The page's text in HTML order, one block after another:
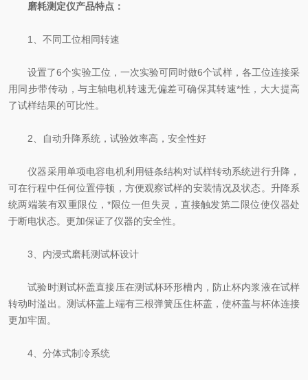
磨耗测定仪产品特点：
1、不同工位相同转速
设置了6个实验工位，一次实验可同时做6个试样，各工位连接采
用同步带传动，与主轴电机转速无偏差可确保其转速*性，大大提高
了试样结果的可比性。
2、自动升降系统，试验效率高，安全性好
仪器采用单项电容电机利用链条结构对试样转动系统进行升降，
可在行程中任何位置停顿，方便观察试样的安装情况及状态。升降系
统两端装有双重限位，*限位一但失灵，直接触发第二限位使仪器处
于断电状态。更加保证了仪器的安全性。
3、内浸式磨耗测试杯设计
试验时测试杯盖直接压在测试杯环形槽内，防止杯内浆液在试样
转动时溢出。测试杯盖上端有三根弹簧压住杯盖，使杯盖与杯体连接
更加牢固。
4、分体式制冷系统